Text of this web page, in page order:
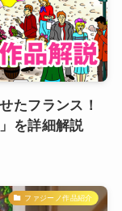
たフランス！
を詳細解説
ファジーノ作品紹介